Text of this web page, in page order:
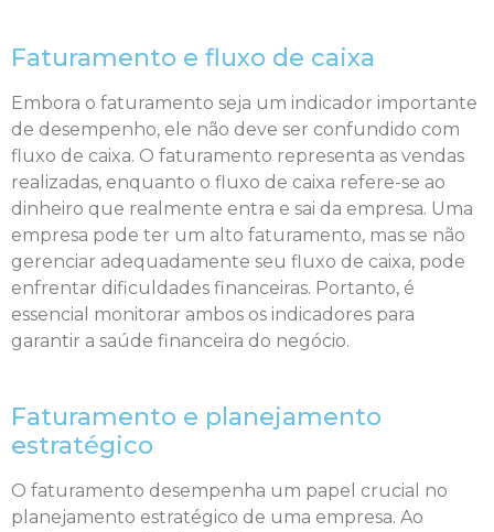
Faturamento e fluxo de caixa
Embora o faturamento seja um indicador importante
de desempenho, ele não deve ser confundido com
fluxo de caixa. O faturamento representa as vendas
realizadas, enquanto o fluxo de caixa refere-se ao
dinheiro que realmente entra e sai da empresa. Uma
empresa pode ter um alto faturamento, mas se não
gerenciar adequadamente seu fluxo de caixa, pode
enfrentar dificuldades financeiras. Portanto, é
essencial monitorar ambos os indicadores para
garantir a saúde financeira do negócio.
Faturamento e planejamento
estratégico
O faturamento desempenha um papel crucial no
planejamento estratégico de uma empresa. Ao